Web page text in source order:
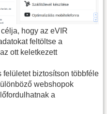
célja, hogy az eVIR
feltöltse a
ott keletkezett
felületet biztosítson többféle
webshopok
a